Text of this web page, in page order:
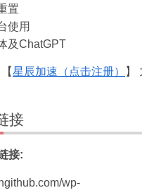
置
使用
及ChatGPT
星辰加速（点击注册）
】
接
接:
wp-